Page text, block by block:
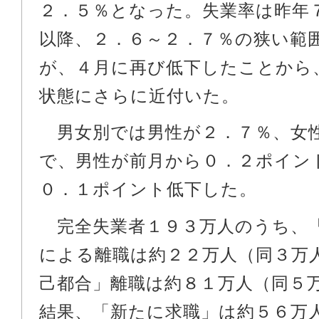
２．５％となった。失業率は昨年
以降、２．６～２．７％の狭い範
が、４月に再び低下したことから
状態にさらに近付いた。
男女別では男性が２．７％、女
で、男性が前月から０．２ポイン
０．１ポイント低下した。
完全失業者１９３万人のうち、
による離職は約２２万人（同３万
己都合」離職は約８１万人（同５
結果、「新たに求職」は約５６万